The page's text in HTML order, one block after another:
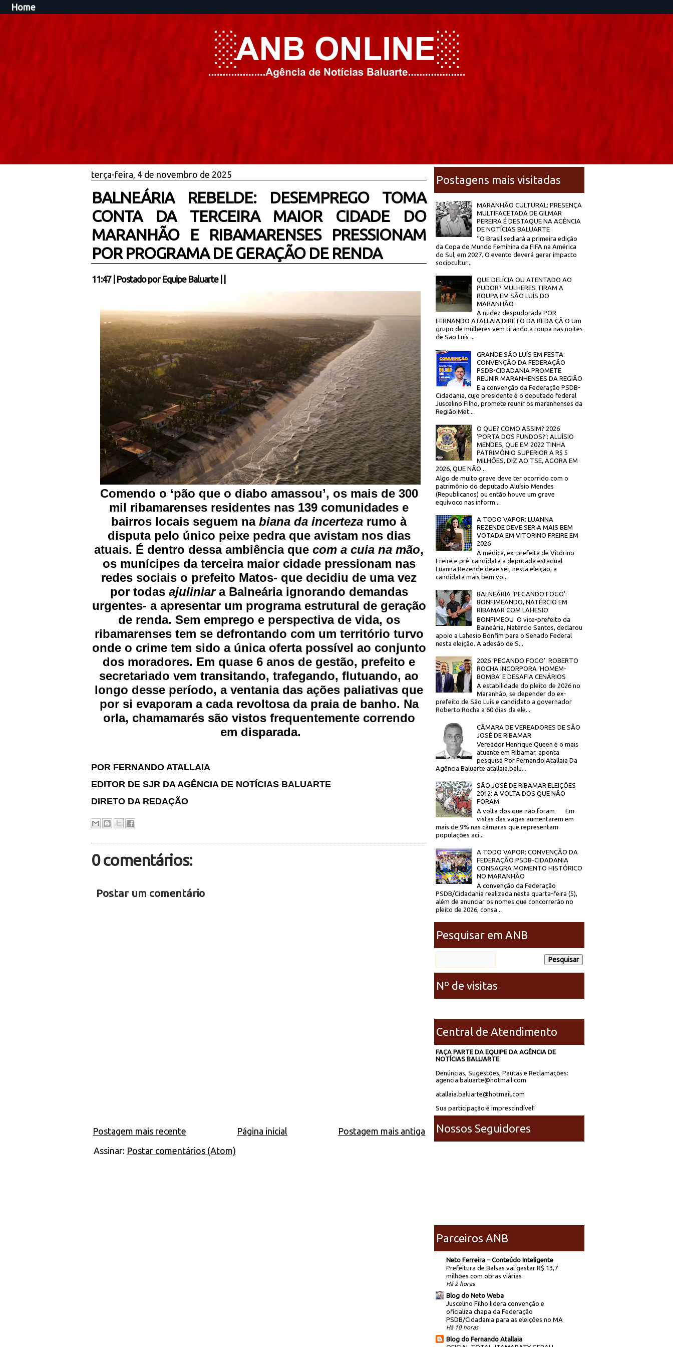
Home
terça-feira, 4 de novembro de 2025
BALNEÁRIA REBELDE: DESEMPREGO TOMA
CONTA DA TERCEIRA MAIOR CIDADE DO
MARANHÃO E RIBAMARENSES PRESSIONAM
POR PROGRAMA DE GERAÇÃO DE RENDA
11:47| Postado por Equipe Baluarte
Comendo o ‘pão que o diabo amassou’, os mais de 300
mil ribamarenses residentes nas 139 comunidades e
bairros locais seguem na biana da incerteza rumo à
disputa pelo único peixe pedra que avistam nos dias
atuais. É dentro dessa ambiência que com a cuia na mão,
os munícipes da terceira maior cidade pressionam nas
redes sociais o prefeito Matos- que decidiu de uma vez
por todas ajuliniara Balneária ignorando demandas
urgentes- a apresentar um programa estrutural de geração
de renda. Sem emprego e perspectiva de vida, os
ribamarenses tem se defrontando com um território turvo
onde o crime tem sido a única oferta possível ao conjunto
dos moradores. Em quase 6 anos de gestão, prefeito e
secretariado vem transitando, trafegando, flutuando, ao
longo desse período, a ventania das ações paliativas que
por si evaporam a cada revoltosa da praia de banho. Na
orla, chamamarés são vistos frequentemente correndo
em disparada.
POR FERNANDO ATALLAIA
EDITOR DE SJR DA AGÊNCIA DE NOTÍCIAS BALUARTE
DIRETO DA REDAÇÃO
0 comentários:
Postar um comentário
Postagem mais recente Postagem mais antiga
Página inicial
Assinar: Postar comentários (Atom)
Postagens mais visitadas
MARANHÃO CULTURAL: PRESENÇA
MULTIFACETADA DE GILMAR
PEREIRA É DESTAQUE NA AGÊNCIA
DE NOTÍCIAS BALUARTE
‘’O Brasil sediará a primeira edição
da Copa do Mundo Feminina da FIFA na América
do Sul, em 2027. O evento deverá gerar impacto
sociocultur...
QUE DELÍCIA OU ATENTADO AO
PUDOR? MULHERES TIRAM A
ROUPA EM SÃO LUÍS DO
MARANHÃO
A nudez despudorada POR
FERNANDO ATALLAIA DIRETO DA REDA ÇÃ O Um
grupo de mulheres vem tirando a roupa nas noites
de São Luís ...
GRANDE SÃO LUÍS EM FESTA:
CONVENÇÃO DA FEDERAÇÃO
PSDB-CIDADANIA PROMETE
REUNIR MARANHENSES DA REGIÃO
E a convenção da Federação PSDB-
Cidadania, cujo presidente é o deputado federal
Juscelino Filho, promete reunir os maranhenses da
Região Met...
O QUE? COMO ASSIM? 2026
‘PORTA DOS FUNDOS?’: ALUÍSIO
MENDES, QUE EM 2022 TINHA
PATRIMÔNIO SUPERIOR A R$ 5
MILHÕES, DIZ AO TSE, AGORA EM
2026, QUE NÃO...
Algo de muito grave deve ter ocorrido com o
patrimônio do deputado Aluísio Mendes
(Republicanos) ou então houve um grave
equívoco nas inform...
A TODO VAPOR: LUANNA
REZENDE DEVE SER A MAIS BEM
VOTADA EM VITORINO FREIRE EM
2026
A médica, ex-prefeita de Vitórino
Freire e pré-candidata a deputada estadual
Luanna Rezende deve ser, nesta eleição, a
candidata mais bem vo...
BALNEÁRIA ‘PEGANDO FOGO’:
BONFIMEANDO, NATÉRCIO EM
RIBAMAR COM LAHESIO
BONFIMEOU O vice-prefeito da
Balneária, Natércio Santos, declarou
apoio a Lahesio Bonfim para o Senado Federal
nesta eleição. A adesão de S...
2026 ‘PEGANDO FOGO’: ROBERTO
ROCHA INCORPORA ‘HOMEM-
BOMBA’ E DESAFIA CENÁRIOS
A estabilidade do pleito de 2026 no
Maranhão, se depender do ex-
prefeito de São Luís e candidato a governador
Roberto Rocha a 60 dias da ele...
CÂMARA DE VEREADORES DE SÃO
JOSÉ DE RIBAMAR
Vereador Henrique Queen é o mais
atuante em Ribamar, aponta
pesquisa Por Fernando Atallaia Da
Agência Baluarte atallaia.balu...
SÃO JOSÉ DE RIBAMAR ELEIÇÕES
2012: A VOLTA DOS QUE NÃO
FORAM
A volta dos que não foram Em
vistas das vagas aumentarem em
mais de 9% nas câmaras que representam
populações aci...
A TODO VAPOR: CONVENÇÃO DA
FEDERAÇÃO PSDB-CIDADANIA
CONSAGRA MOMENTO HISTÓRICO
NO MARANHÃO
A convenção da Federação
PSDB/Cidadania realizada nesta quarta-feira (5),
além de anunciar os nomes que concorrerão no
pleito de 2026, consa...
Pesquisar em ANB
Nº de visitas
Central de Atendimento
FAÇA PARTE DA EQUIPE DA AGÊNCIA DE
NOTÍCIAS BALUARTE
Denúncias, Sugestões, Pautas e Reclamações:
agencia.baluarte@hotmail.com
atallaia.baluarte@hotmail.com
Sua participação é imprescindível!
Nossos Seguidores
Parceiros ANB
Neto Ferreira – Conteúdo Inteligente
Prefeitura de Balsas vai gastar R$ 13,7
milhões com obras viárias
Há 2 horas
Blog do Neto Weba
Juscelino Filho lidera convenção e
oficializa chapa da Federação
PSDB/Cidadania para as eleições no MA
Há 10 horas
Blog do Fernando Atallaia